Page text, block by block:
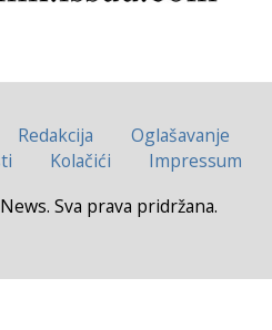
Redakcija
Oglašavanje
Kolačići
Impressum
Sva prava pridržana.